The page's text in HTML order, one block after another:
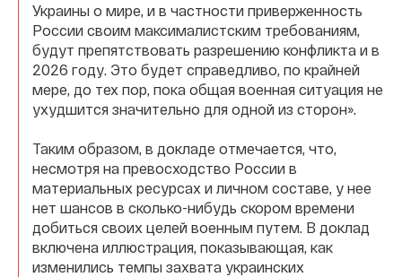
Украины о мире, и в частности приверженность
России своим максималистским требованиям,
будут препятствовать разрешению конфликта и в
2026 году. Это будет справедливо, по крайней
мере, до тех пор, пока общая военная ситуация не
ухудшится значительно для одной из сторон».
Таким образом, в докладе отмечается, что,
несмотря на превосходство России в
материальных ресурсах и личном составе, у нее
нет шансов в сколько-нибудь скором времени
добиться своих целей военным путем. В доклад
включена иллюстрация, показывающая, как
изменились темпы захвата украинских